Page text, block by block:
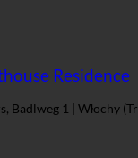
Residence
Badlweg 1 | Włochy